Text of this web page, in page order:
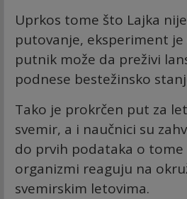
Uprkos tome što Lajka
putovanje, eksperiment je
putnik može da preživi
podnese bestežinsko
Tako je prokrčen put za
svemir, a i naučnici su
do prvih podataka o tome
organizmi reaguju na
svemirskim letovima.